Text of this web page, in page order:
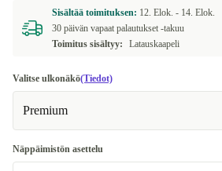
Sisältää toimituksen: 12. Elok. - 14. Elok.
30 päivän vapaat palautukset -takuu
Toimitus sisältyy:
Latauskaapeli
Valitse ulkonäkö(Tiedot)
Premium
Näppäimistön asettelu